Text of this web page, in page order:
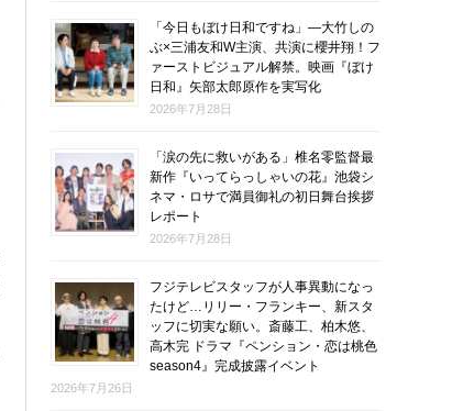
「今日もぼけ日和ですね」―大竹しの
ぶ×三浦友和W主演、共演に櫻井翔！フ
ァーストビジュアル解禁。映画『ぼけ
日和』矢部太郎原作を実写化
2026年7月28日
「涙の先に救いがある」椎名零監督最
新作『いってらっしゃいの花』池袋シ
ネマ・ロサで満員御礼の初日舞台挨拶
レポート
2026年7月28日
フジテレビスタッフが人事異動になっ
たけど…リリー・フランキー、新スタ
ッフに切実な願い。斎藤工、柏木悠、
高木完 ドラマ『ペンション・恋は桃色
season4』完成披露イベント
2026年7月26日